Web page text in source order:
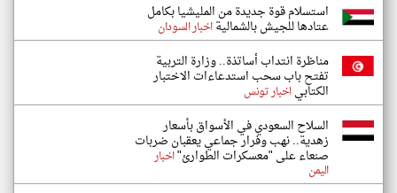
استسلام قوة جديدة من المليشيا بكامل
عتادها للجيش بالشماليةاخبار السودان
مناظرة انتداب أساتذة.. وزارة التربية
تفتح باب سحب استدعاءات الاختبار
الكتابياخبار تونس
السلاح السعودي في الأسواق بأسعار
زهدية.. نهب وفرار جماعي يعقبان ضربات
صنعاء على "معسكرات الطوارئ"اخبار
اليمن